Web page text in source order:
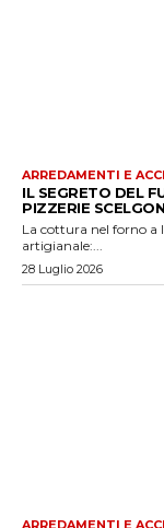
ARREDAMENTI E
IL SEGRETO DEL
PIZZERIE
La cottura nel forno a
artigianale:...
28 Luglio 2026
ARREDAMENTI E